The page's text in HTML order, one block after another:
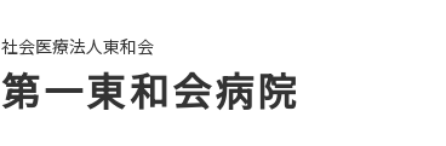
社会医療法人東和会
第一東和会病院